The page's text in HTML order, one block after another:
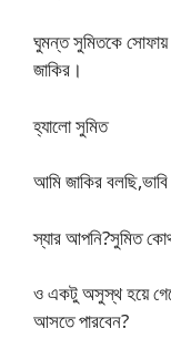
ঘুমন্ত সুমিতকে সোফায়
জাকির।
হ্যালো সুমিত
আমি জাকির বলছি,ভাবি
স্যার আপনি?সুমিত
ও একটু অসুস্থ হয়ে
আসতে পারবেন?